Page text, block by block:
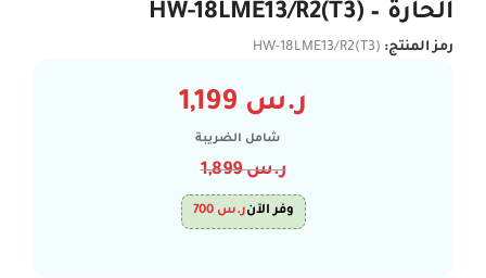
الحارة – HW-18LME13/R2(T3)
رمز المنتج: HW-18LME13/R2(T3)
ر.س
شامل الضريبة
ر.س1,899
وفر الآنر.س 700